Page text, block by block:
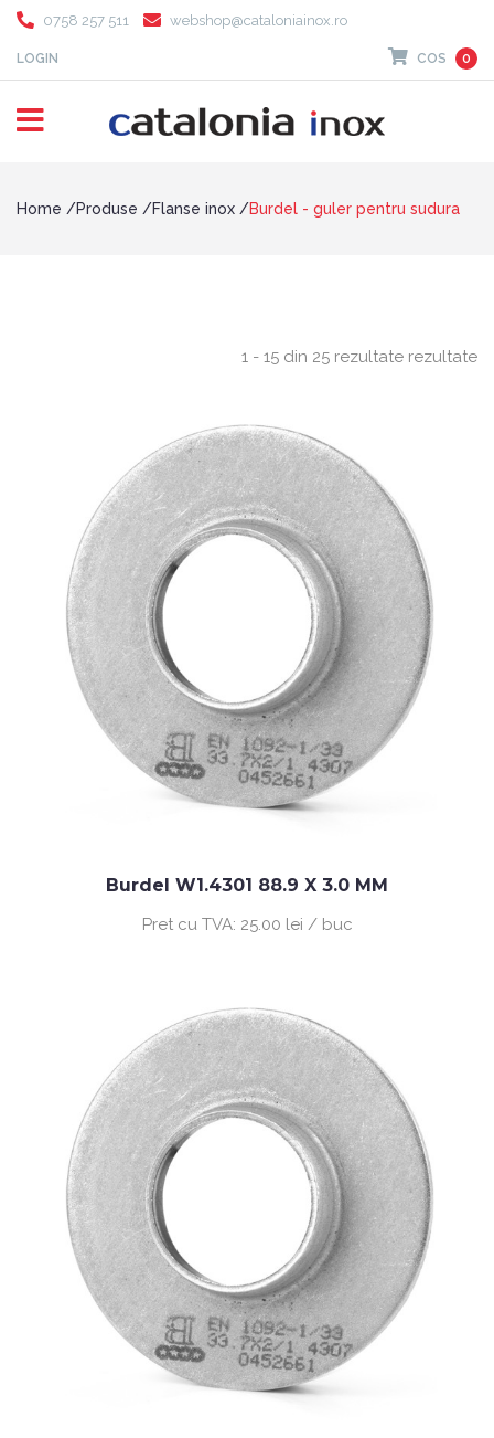
0758 257 511 webshop@cataloniainox.ro
LOGIN COS 0
Home Produse Flanse inox Burdel - guler pentru sudura
1 - 15 din 25 rezultate rezultate
Burdel W1.4301 88.9 X 3.0 MM
Pret cu TVA: 25.00 lei / buc